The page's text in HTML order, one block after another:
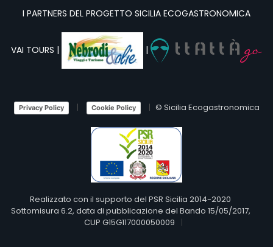
I PARTNERS DEL PROGETTO SICILIA ECOGASTRONOMICA
VAI TOURS | |
Privacy Policy Cookie Policy © Sicilia Ecogastronomica
Realizzato con il supporto del PSR Sicilia 2014-2020
Sottomisura 6.2, data di pubblicazione del Bando 15/05/2017,
CUP G15G117000050009